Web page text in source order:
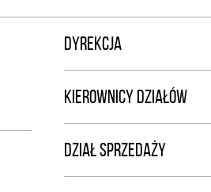
DYREKCJA
KIEROWNICY DZIAŁÓW
DZIAŁ SPRZEDAŻY